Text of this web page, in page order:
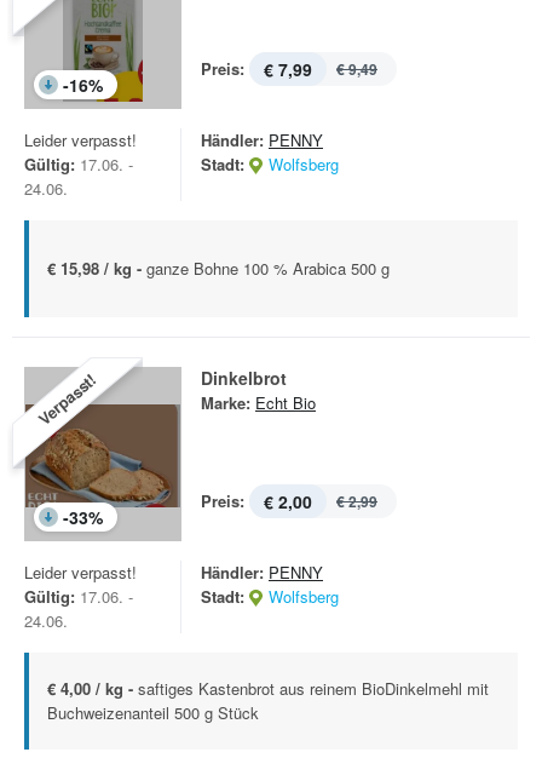
-16%
Preis: € 7,99 € 9,49
Leider verpasst!
Gültig: 17.06. -
24.06.
Händler: PENNY
Stadt:
Wolfsberg
€ 15,98 / kg - ganze Bohne 100 % Arabica 500 g
Verpasst!
-33%
Dinkelbrot
Marke: Echt Bio
Preis: € 2,00 € 2,99
Leider verpasst!
Gültig: 17.06. -
24.06.
Händler: PENNY
Stadt:
Wolfsberg
€ 4,00 / kg - saftiges Kastenbrot aus reinem BioDinkelmehl mit
Buchweizenanteil 500 g Stück